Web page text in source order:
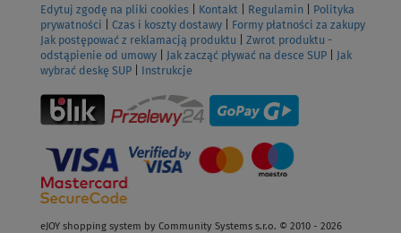
Edytuj zgodę na pliki cookies Kontakt Regulamin
Polityka
prywatności
Czas i koszty dostawy
Formy płatności za zakupy
Jak postępować z reklamacją produktu
Zwrot produktu -
odstąpienie od umowy
Jak zacząć pływać na desce SUP
Jak
wybrać deskę SUP
Instrukcje
eJOY shopping system by Community Systems s.r.o. © 2010 - 2026